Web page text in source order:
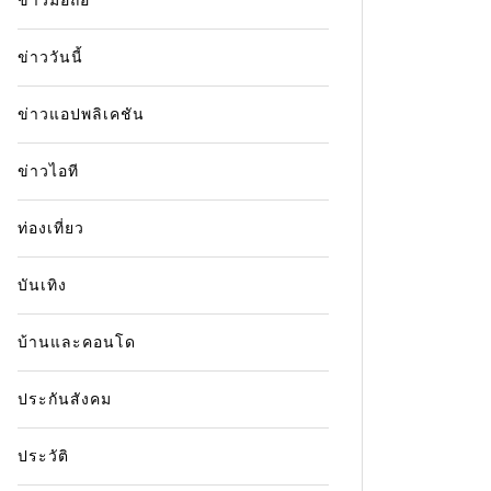
ข่าววันนี้
ข่าวแอปพลิเคชัน
ข่าวไอที
ท่องเที่ยว
บันเทิง
บ้านและคอนโด
ประกันสังคม
ประวัติ